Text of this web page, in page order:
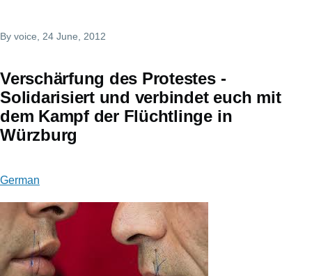
By voice , 24 June, 2012
Verschärfung des Protestes -
Solidarisiert und verbindet euch mit
dem Kampf der Flüchtlinge in
Würzburg
German